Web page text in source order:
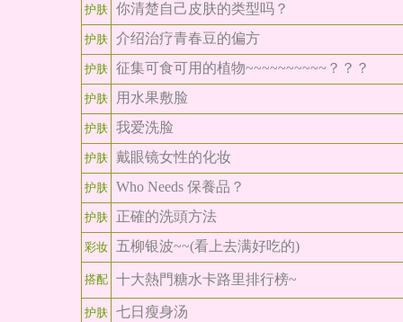
护肤 你清楚自己皮肤的类型吗？
护肤 介绍治疗青春豆的偏方
护肤 征集可食可用的植物~~~~~~~~~~？？？
护肤 用水果敷脸
护肤 我爱洗脸
护肤 戴眼镜女性的化妆
护肤 Who Needs 保養品？
护肤 正確的洗頭方法
彩妆 五柳银波~~(看上去满好吃的)
搭配 十大熱門糖水卡路里排行榜~
护肤 七日瘦身汤